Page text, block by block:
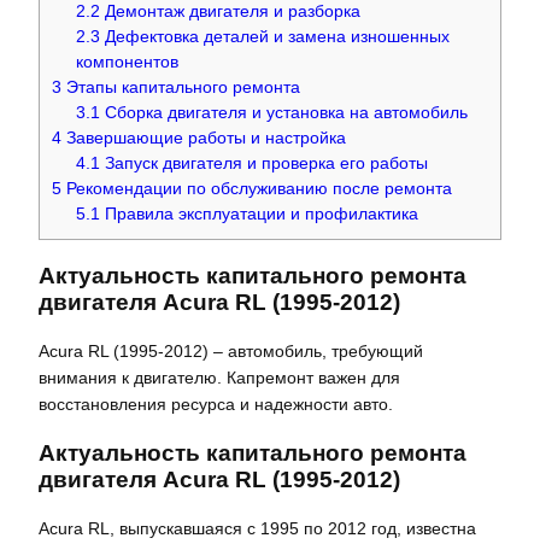
2.2 Демонтаж двигателя и разборка
2.3 Дефектовка деталей и замена изношенных
компонентов
3 Этапы капитального ремонта
3.1 Сборка двигателя и установка на автомобиль
4 Завершающие работы и настройка
4.1 Запуск двигателя и проверка его работы
5 Рекомендации по обслуживанию после ремонта
5.1 Правила эксплуатации и профилактика
Актуальность капитального ремонта
двигателя Acura RL (1995-2012)
Acura RL (1995-2012) – автомобиль, требующий
внимания к двигателю. Капремонт важен для
восстановления ресурса и надежности авто.
Актуальность капитального ремонта
двигателя Acura RL (1995-2012)
Acura RL, выпускавшаяся с 1995 по 2012 год, известна